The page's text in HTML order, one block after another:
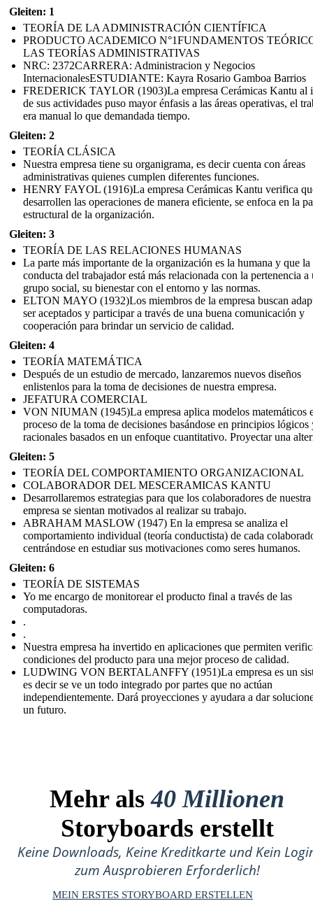
Gleiten: 1
TEORÍA DE LA ADMINISTRACIÓN CIENTÍFICA
PRODUCTO ACADEMICO N°1FUNDAMENTOS
LAS TEORÍAS ADMINISTRATIVAS
NRC: 2372CARRERA: Administracion y Negocios
InternacionalesESTUDIANTE: Kayra Rosario Gamboa Barrios
FREDERICK TAYLOR (1903)La empresa Cerámicas Kantu al
de sus actividades puso mayor énfasis a las áreas operativas, el
era manual lo que demandada tiempo.
Gleiten: 2
TEORÍA CLÁSICA
Nuestra empresa tiene su organigrama, es decir cuenta con áreas
administrativas quienes cumplen diferentes funciones.
HENRY FAYOL (1916) La empresa Cerámicas Kantu verifica
desarrollen las operaciones de manera eficiente, se enfoca en la
estructural de la organización.
Gleiten: 3
TEORÍA DE LAS RELACIONES HUMANAS
La parte más importante de la organización es la humana y que la
conducta del trabajador está más relacionada con la pertenencia a
grupo social, su bienestar con el entorno y las normas.
ELTON MAYO (1932)Los miembros de la empresa buscan
ser aceptados y participar a través de una buena comunicación y
cooperación para brindar un servicio de calidad.
Gleiten: 4
TEORÍA MATEMÁTICA
Después de un estudio de mercado, lanzaremos nuevos diseños
enlistenlos para la toma de decisiones de nuestra empresa.
JEFATURA COMERCIAL
VON NIUMAN (1945)La empresa aplica modelos matemáticos
proceso de la toma de decisiones basándose en principios lógicos
racionales basados en un enfoque cuantitativo. Proyectar una
Gleiten: 5
TEORÍA DEL COMPORTAMIENTO ORGANIZACIONAL
COLABORADOR DEL MESCERAMICAS KANTU
Desarrollaremos estrategias para que los colaboradores de nuestra
empresa se sientan motivados al realizar su trabajo.
ABRAHAM MASLOW (1947) En la empresa se analiza el
comportamiento individual (teoría conductista) de cada
centrándose en estudiar sus motivaciones como seres humanos.
Gleiten: 6
TEORÍA DE SISTEMAS
Yo me encargo de monitorear el producto final a través de las
computadoras.
.
.
Nuestra empresa ha invertido en aplicaciones que permiten
condiciones del producto para una mejor proceso de calidad.
LUDWING VON BERTALANFFY (1951)La empresa es un
es decir se ve un todo integrado por partes que no actúan
independientemente. Dará proyecciones y ayudara a dar
un futuro.
Mehr als40 Millionen
Storyboards erstellt
Keine Downloads, Keine Kreditkarte und Kein
zum Ausprobieren Erforderlich!
MEIN ERSTES STORYBOARD ERSTELLEN